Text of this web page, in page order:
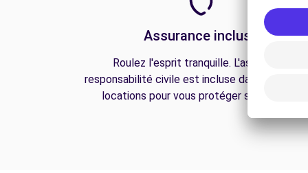
Assurance incluse
Roulez l'esprit tranquille. L'assurance
responsabilité civile est incluse dans toutes
locations pour vous protéger sur la route.